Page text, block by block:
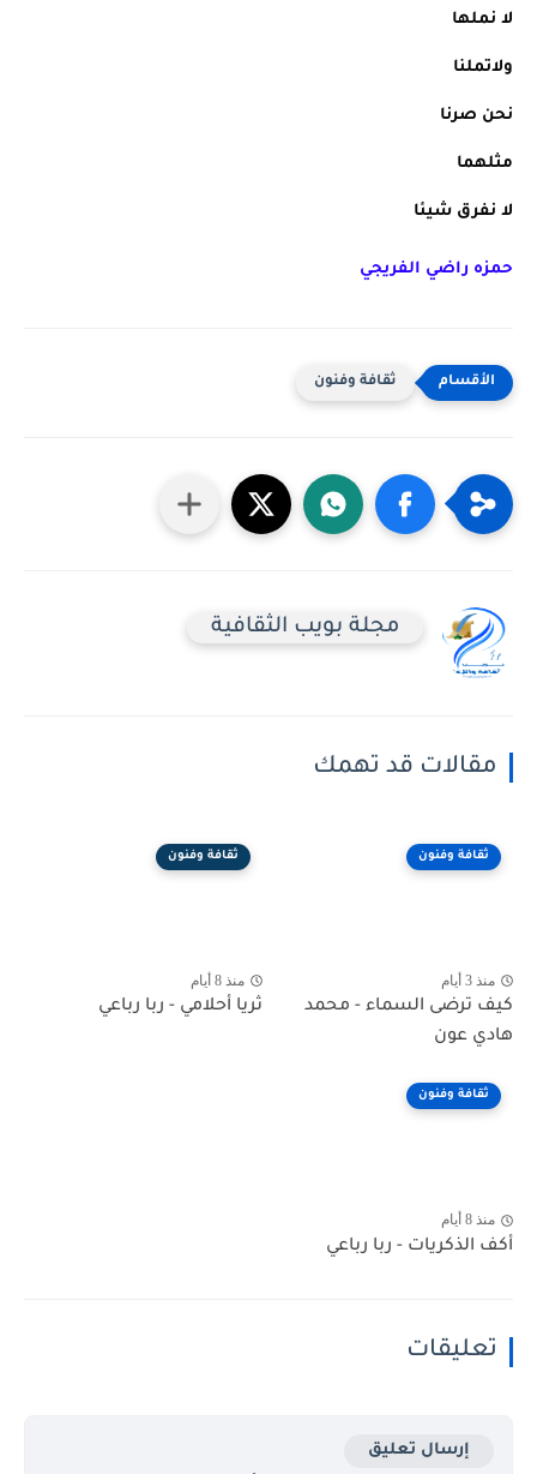
لا نملها
ولاتملنا
نحن صرنا
مثلهما
لا نفرق شيئا
حمزه راضي الفريجي
ثقافة وفنون
مجلة بويب الثقافية
مقالات قد تهمك
ثقافة وفنون
منذ 3 أيام
كيف ترضى السماء - محمد
هادي عون
ثقافة وفنون
منذ 8 أيام
ثريا أحلامي - ربا رباعي
ثقافة وفنون
منذ 8 أيام
أكف الذكريات - ربا رباعي
تعليقات
إرسال تعليق